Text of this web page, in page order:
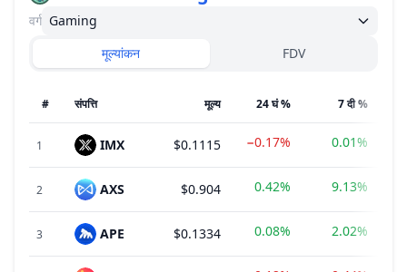
वर्ग Gaming
मूल्यांकन
FDV
# संपत्ति मूल्य 24 घं % 7 दी %
1 IMX $0.1115 −0.17% 0.01%
2 AXS $0.904 0.42% 9.13%
3 APE $0.1334 0.08% 2.02%